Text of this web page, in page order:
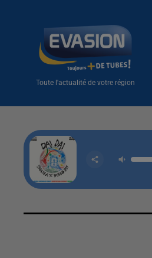
Toute l'actualité de votre région